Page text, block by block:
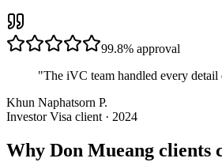
99.8% approval
"The iVC team handled every
Khun Naphatsorn P.
Investor Visa client · 2024
Why Don Mueang clients